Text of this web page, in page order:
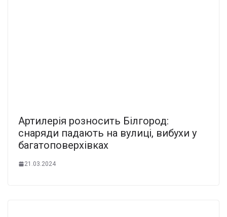
Артилерія розносить Білгород:
снаряди падають на вулиці, вибухи у
багатоповерхівках
21.03.2024